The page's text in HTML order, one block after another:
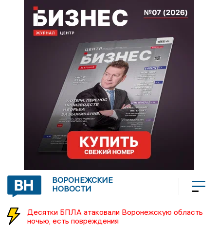
ВОРОНЕЖСКИЕ
НОВОСТИ
Десятки БПЛА атаковали Воронежскую область
ночью, есть повреждения